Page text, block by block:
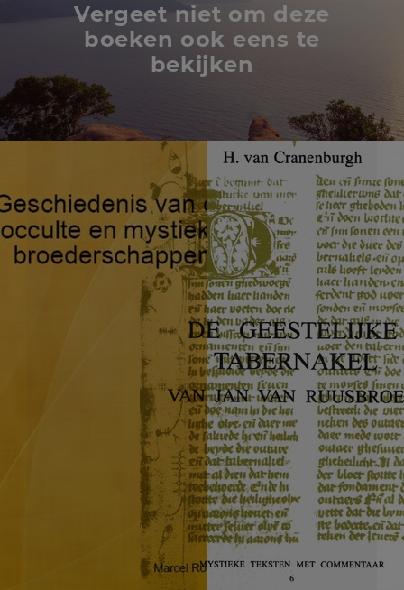
Vergeet niet om deze
boeken ook eens te
bekijken